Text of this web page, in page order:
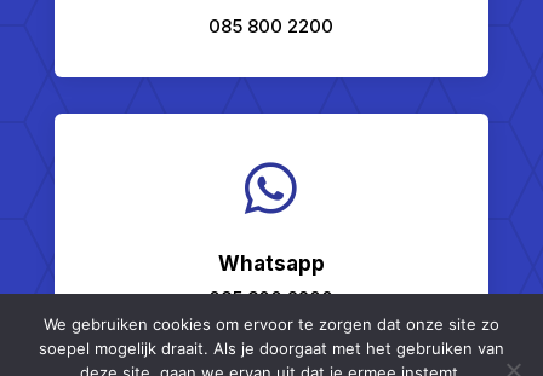
085 800 2200

Whatsapp
085 800 2200
We gebruiken cookies om ervoor te zorgen dat onze site zo
soepel mogelijk draait. Als je doorgaat met het gebruiken van